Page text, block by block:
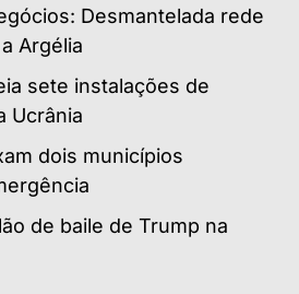
Desmantelada rede
Argélia
sete instalações de
Ucrânia
dois municípios
de baile de Trump na